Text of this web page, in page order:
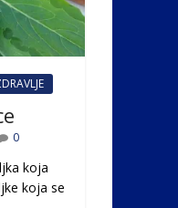
0
koja
koja se